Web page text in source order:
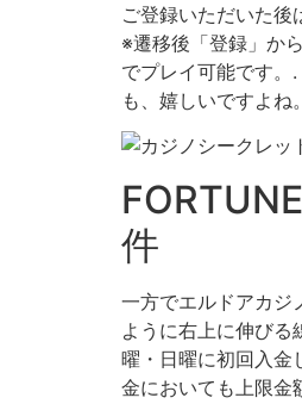
ご登録いただいた
※遷移後「登録」か
でプレイ可能です。
も、嬉しいですよね
件
一方でエルドアカジ
ように右上に伸び
曜・日曜に初回入金
金においても上限金